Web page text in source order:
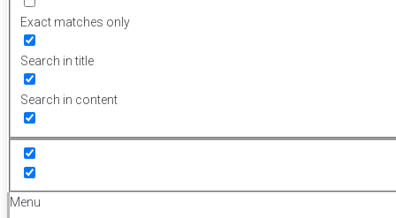
Exact matches only
Search in title
Search in content
Menu